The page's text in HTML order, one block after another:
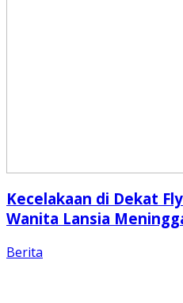
Kecelakaan di Dekat
Wanita Lansia
Berita